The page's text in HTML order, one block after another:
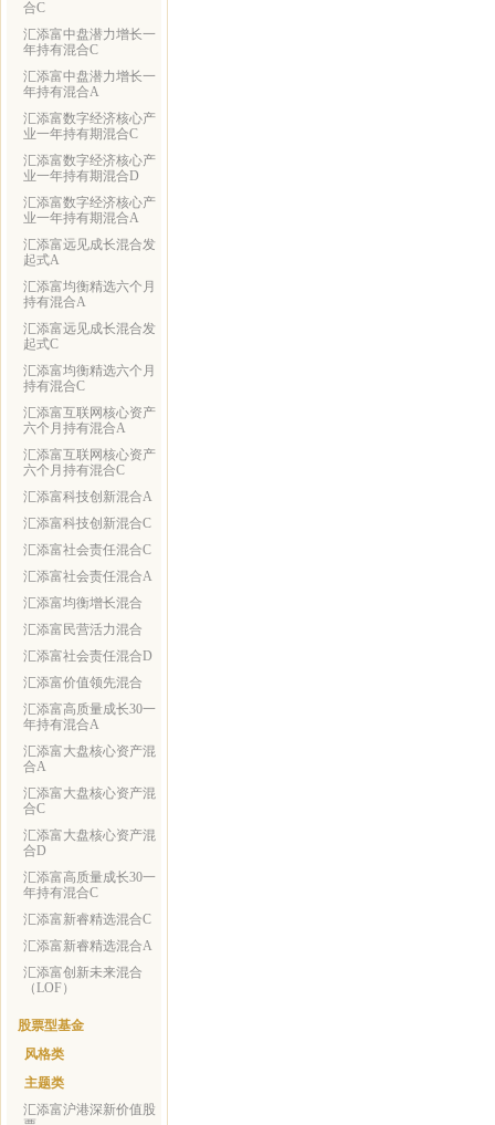
合C
汇添富中盘潜力增长一
年持有混合C
汇添富中盘潜力增长一
年持有混合A
汇添富数字经济核心产
业一年持有期混合C
汇添富数字经济核心产
业一年持有期混合D
汇添富数字经济核心产
业一年持有期混合A
汇添富远见成长混合发
起式A
汇添富均衡精选六个月
持有混合A
汇添富远见成长混合发
起式C
汇添富均衡精选六个月
持有混合C
汇添富互联网核心资产
六个月持有混合A
汇添富互联网核心资产
六个月持有混合C
汇添富科技创新混合A
汇添富科技创新混合C
汇添富社会责任混合C
汇添富社会责任混合A
汇添富均衡增长混合
汇添富民营活力混合
汇添富社会责任混合D
汇添富价值领先混合
汇添富高质量成长30一
年持有混合A
汇添富大盘核心资产混
合A
汇添富大盘核心资产混
合C
汇添富大盘核心资产混
合D
汇添富高质量成长30一
年持有混合C
汇添富新睿精选混合C
汇添富新睿精选混合A
汇添富创新未来混合
（LOF）
股票型基金
风格类
主题类
汇添富沪港深新价值股